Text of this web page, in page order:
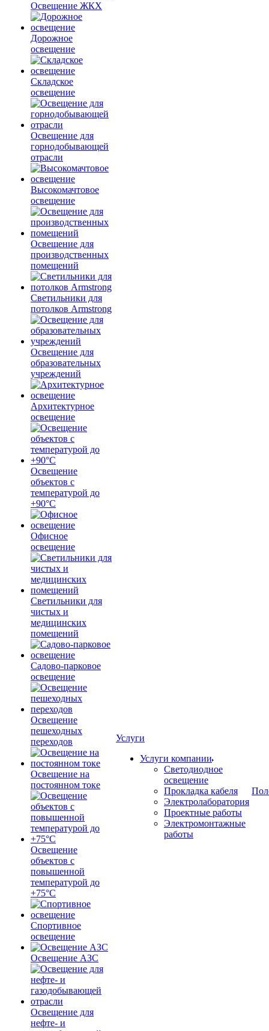
Освещение ЖКХ
Дорожное
освещение
Складское
освещение
Освещение для
горнодобывающей
отрасли
Высокомачтовое
освещение
Освещение для
производственных
помещений
Светильники для
потолков Armstrong
Освещение для
образовательных
учреждений
Архитектурное
освещение
Освещение
объектов с
температурой до
+90°С
Офисное
освещение
Светильники для
чистых и
медицинских
помещений
Садово-парковое
освещение
Освещение
пешеходных
переходов
Освещение на
постоянном токе
Освещение
объектов с
повышенной
температурой до
+75°C
Спортивное
освещение
Освещение АЗС
Освещение для
нефте- и
Услуги
Услуги компании
Светодиодное
освещение
Прокладка кабеля
Электролаборатория
Проектные работы
Электромонтажные
работы